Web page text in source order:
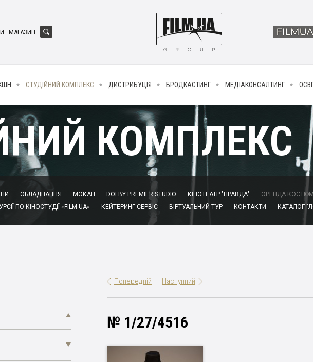
МАГАЗИН
СТУДІЙНИЙ КОМПЛЕКС ДИСТРИБУЦІЯ БРОДКАСТИНГ МЕДІАКОНСАЛТИНГ
КОМПЛЕКС
ОБЛАДНАННЯ МОКАП DOLBY PREMIER STUDIO КІНОТЕАТР "ПРАВДА"
ОРЕНДА
ПО КІНОСТУДІЇ «FILM.UA» КЕЙТЕРИНГ-СЕРВІС ВІРТУАЛЬНИЙ ТУР КОНТАКТИ КАТАЛОГ
Попередній Наступний
№ 1/27/4516